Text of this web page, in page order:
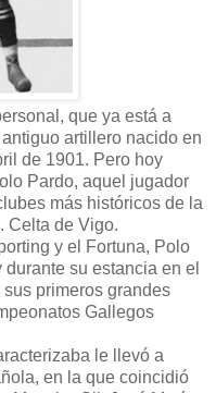
que ya está a
artillero nacido en
de 1901. Pero hoy
Pardo, aquel jugador
más históricos de la
Celta de Vigo.
y el Fortuna, Polo
su estancia en el
primeros grandes
Gallegos
le llevó a
en la que coincidió